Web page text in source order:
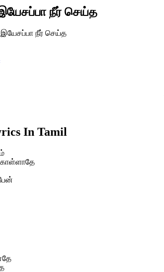
இயேசப்பா நீர் செய்த
இயேசப்பா நீர் செய்த
In Tamil